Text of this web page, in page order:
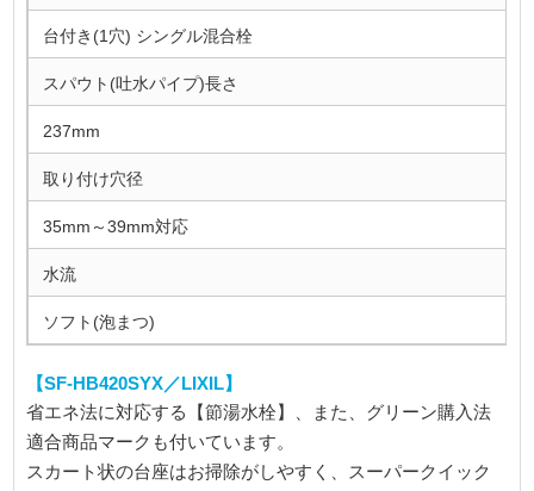
台付き(1穴) シングル混合栓
スパウト(吐水パイプ)長さ
237mm
取り付け穴径
35mm～39mm対応
水流
ソフト(泡まつ)
【SF-HB420SYX／LIXIL】
省エネ法に対応する【節湯水栓】、また、グリーン購入法
適合商品マークも付いています。
スカート状の台座はお掃除がしやすく、スーパークイック